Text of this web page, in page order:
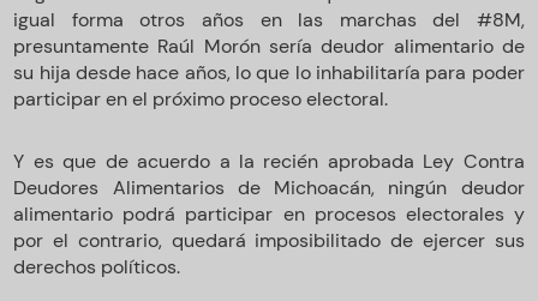
igual forma otros años en las marchas del #8M,
presuntamente Raúl Morón sería deudor alimentario de
su hija desde hace años, lo que lo inhabilitaría para poder
participar en el próximo proceso electoral.
Y es que de acuerdo a la recién aprobada Ley Contra
Deudores Alimentarios de Michoacán, ningún deudor
alimentario podrá participar en procesos electorales y
por el contrario, quedará imposibilitado de ejercer sus
derechos políticos.